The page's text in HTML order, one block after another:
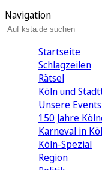
Navigation
Startseite
Schlagzeilen
Rätsel
Köln und
Unsere Events
150 Jahre
Karneval in
Köln-Spezial
Region